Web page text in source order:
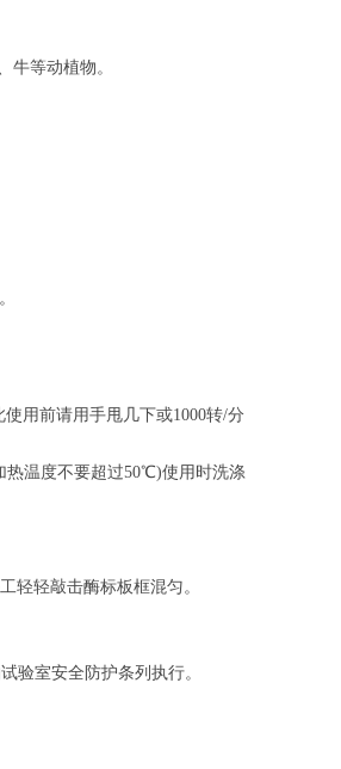
牛等动植物。
。
用前请用手甩几下或1000转/分
热温度不要超过50℃)使用时洗涤
工轻轻敲击酶标板框混匀。
试验室安全防护条列执行。